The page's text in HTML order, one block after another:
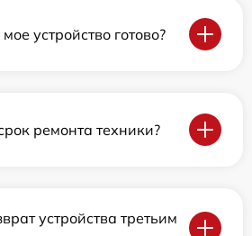
устройство готово?
ремонта техники?
устройства третьим